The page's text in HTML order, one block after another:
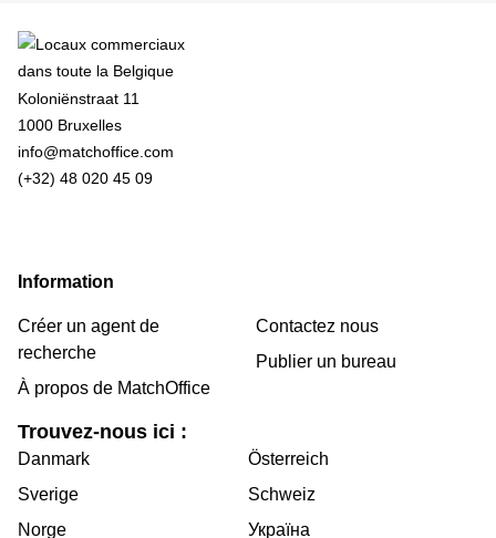
Koloniënstraat 11
1000 Bruxelles
info@matchoffice.com
(+32) 48 020 45 09
Information
Créer un agent de
recherche
À propos de MatchOffice
Contactez nous
Publier un bureau
Trouvez-nous ici :
Danmark
Sverige
Norge
Österreich
Schweiz
Україна